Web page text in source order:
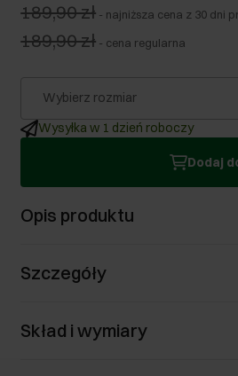
189,90 zł - najniższa cena z 30 dni
189,90 zł - cena regularna
Wybierz rozmiar
Wysyłka w 1 dzień roboczy
Dodaj
Opis produktu
Szczegóły
Skład i wymiary